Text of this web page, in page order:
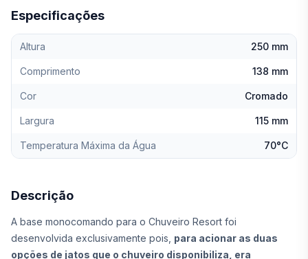
Especificações
Altura 250 mm
Comprimento 138 mm
Cor Cromado
Largura 115 mm
Temperatura Máxima da Água 70°C
Descrição
A base monocomando para o Chuveiro Resort foi
desenvolvida exclusivamente pois, para acionar as duas
opções de jatos que o chuveiro disponibiliza, era